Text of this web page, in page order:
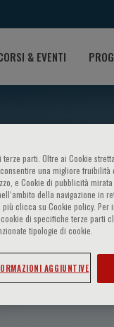
& EVENTI
parti. Oltre ai Cookie
una migliore fruibilità
e Cookie di pubblicità
della navigazione in
clicca su Cookie policy.
di specifiche terze parti
tipologie di cookie.
AGGIUNTIVE